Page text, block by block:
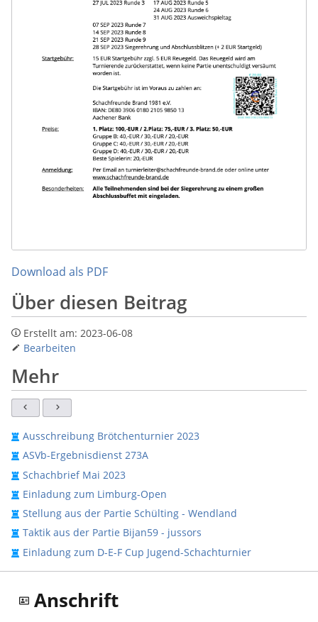
Download als PDF
Über diesen Beitrag
Erstellt am: 2023-06-08
Bearbeiten
Mehr
Ausschreibung Brötchenturnier 2023
ASVb-Ergebnisdienst 273A
Schachbrief Mai 2023
Einladung zum Limburg-Open
Stellung aus der Partie Schülting - Wendland
Taktik aus der Partie Bijan59 - jussors
Einladung zum D-E-F Cup Jugend-Schachturnier
Anschrift